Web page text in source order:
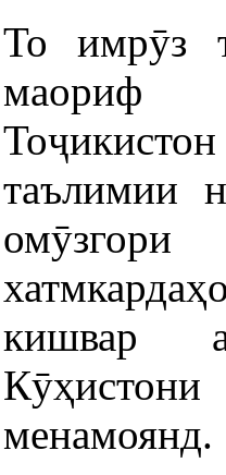
То имрӯз
маориф
таълимии
кишвар
менамоянд.